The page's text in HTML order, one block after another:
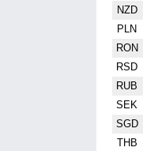
NZD
PLN
RON
RSD
RUB
SEK
SGD
THB